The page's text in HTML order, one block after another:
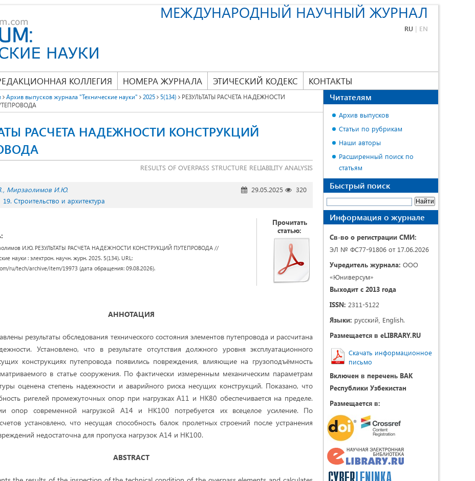
МЕЖДУНАРОДНЫЙ НАУЧНЫЙ ЖУРНАЛ
RU | EN
КОЛЛЕГИЯ НОМЕРА ЖУРНАЛА ЭТИЧЕСКИЙ КОДЕКС КОНТАКТЫ
Архив выпусков журнала "Технические науки" 2025 5(134)
РЕЗУЛЬТАТЫ РАСЧЕТА НАДЕЖНОСТИ
РАСЧЕТА НАДЕЖНОСТИ КОНСТРУКЦИЙ
RESULTS OF OVERPASS STRUCTURE RELIABILITY ANALYSIS
Мирзаолимов И.Ю. 29.05.2025
320
19. Строительство и архитектура
И.Ю. РЕЗУЛЬТАТЫ РАСЧЕТА НАДЕЖНОСТИ КОНСТРУКЦИЙ ПУТЕПРОВОДА //
науки : электрон. научн. журн. 2025. 5(134). URL:
ru/tech/archive/item/19973 (дата обращения: 09.08.2026).
Прочитать
статью:
АННОТАЦИЯ
результаты обследования технического состояния элементов путепровода и рассчитана
Установлено, что в результате отсутствия должного уровня эксплуатационного
конструкциях путепровода появились повреждения, влияющие на грузоподъёмность
в статье сооружения. По фактически измеренным механическим параметрам
оценена степень надежности и аварийного риска несущих конструкций. Показано, что
ригелей промежуточных опор при нагрузках А11 и НК80 обеспечивается на пределе.
опор современной нагрузкой А14 и НК100 потребуется их всецелое усиление. По
установлено, что несущая способность балок пролетных строений после устранения
недостаточна для пропуска нагрузок А14 и НК100.
ABSTRACT
Читателям
Архив выпусков
Статьи по рубрикам
Наши авторы
Расширенный поиск по
статьям
Быстрый поиск
Информация о журнале
Св-во о регистрации СМИ:
ЭЛ № ФС77-91806 от 17.06.2026
Учредитель журнала: ООО
«Юниверсум»
Выходит с 2013 года
ISSN: 2311-5122
Языки: русский, English.
Размещается в eLIBRARY.RU
Скачать информационное
письмо
Включен в перечень ВАК
Республики Узбекистан
Размещается в: